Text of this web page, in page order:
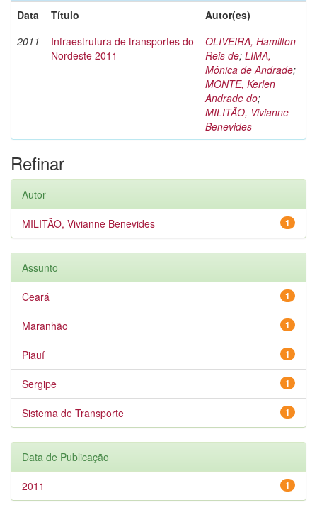
Data
Título
Autor(es)
2011
Infraestrutura de transportes do
Nordeste 2011
OLIVEIRA, Hamilton
Reis de; LIMA,
Mônica de Andrade;
MONTE, Kerlen
Andrade do;
MILITÃO, Vivianne
Benevides
Refinar
Autor
1
MILITÃO, Vivianne Benevides
Assunto
1
Ceará
1
Maranhão
1
Piauí
1
Sergipe
1
Sistema de Transporte
Data de Publicação
1
2011